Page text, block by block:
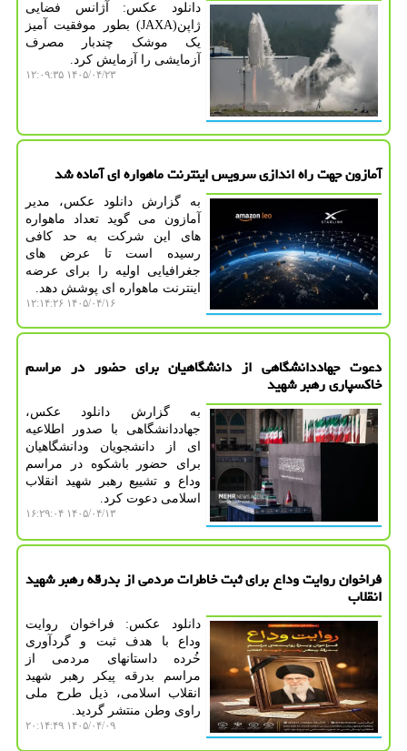
دانلود عکس: آژانس فضایی
ژاپن(JAXA) بطور موفقیت آمیز
یک موشک چندبار مصرف
آزمایشی را آزمایش کرد.
۱۴۰۵/۰۴/۲۳ ۱۲:۰۹:۳۵
آمازون جهت راه اندازی سرویس اینترنت ماهواره ای آماده شد
به گزارش دانلود عکس، مدیر
آمازون می گوید تعداد ماهواره
های این شرکت به حد کافی
رسیده است تا عرض های
جغرافیایی اولیه را برای عرضه
اینترنت ماهواره ای پوشش دهد.
۱۴۰۵/۰۴/۱۶ ۱۲:۱۴:۲۶
دعوت جهاددانشگاهی از دانشگاهیان برای حضور در مراسم
خاکسپاری رهبر شهید
به گزارش دانلود عکس،
جهاددانشگاهی با صدور اطلاعیه
ای از دانشجویان ودانشگاهیان
برای حضور باشکوه در مراسم
وداع و تشییع رهبر شهید انقلاب
اسلامی دعوت کرد.
۱۴۰۵/۰۴/۱۳ ۱۶:۲۹:۰۴
فراخوان روایت وداع برای ثبت خاطرات مردمی از بدرقه رهبر شهید
انقلاب
دانلود عکس: فراخوان روایت
وداع با هدف ثبت و گردآوری
خُرده داستانهای مردمی از
مراسم بدرقه پیکر رهبر شهید
انقلاب اسلامی، ذیل طرح ملی
راوی وطن منتشر گردید.
۱۴۰۵/۰۴/۰۹ ۲۰:۱۴:۴۹